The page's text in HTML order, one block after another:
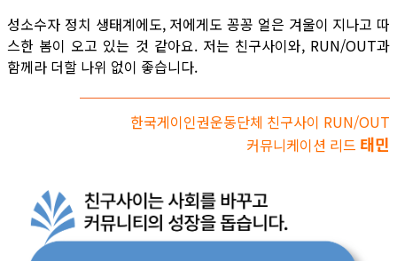
성소수자 정치 생태계에도, 저에게도 꽁꽁 얼은 겨울이 지나고 따
스한 봄이 오고 있는 것 같아요. 저는 친구사이와, RUN/OUT과
함께라 더할 나위 없이 좋습니다.
한국게이인권운동단체 친구사이 RUN/OUT
커뮤니케이션 리드 태민